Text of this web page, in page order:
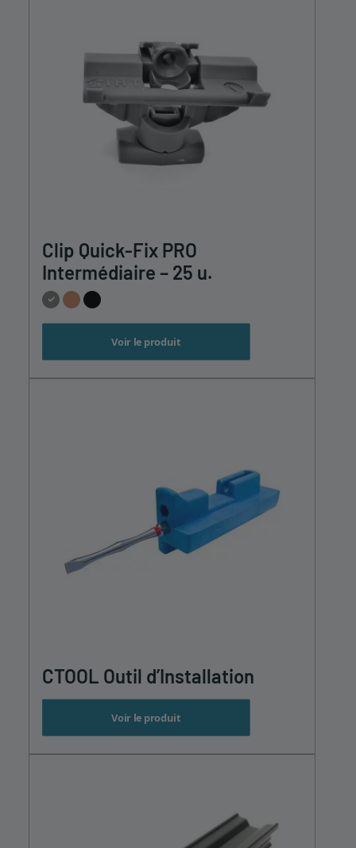
produit
a
plusieurs
variations.
Les
options
être
choisies
Clip Quick-Fix PRO
Intermédiaire – 25 u.
Voir le produit
CTOOL Outil d’Installation
Voir le produit